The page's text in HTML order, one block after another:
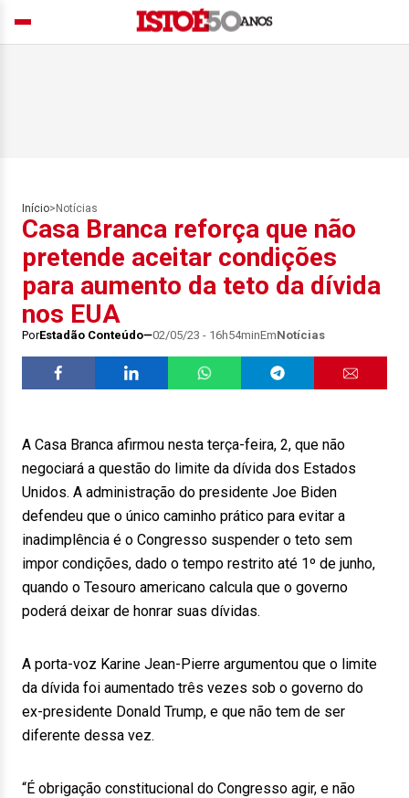
Início> Notícias
Casa Branca reforça que não
pretende aceitar condições
para aumento da teto da dívida
nos EUA
PorEstadão Conteúdo 02/05/23 - 16h54minEmNotícias
A Casa Branca afirmou nesta terça-feira, 2, que não
negociará a questão do limite da dívida dos Estados
Unidos. A administração do presidente Joe Biden
defendeu que o único caminho prático para evitar a
inadimplência é o Congresso suspender o teto sem
impor condições, dado o tempo restrito até 1º de junho,
quando o Tesouro americano calcula que o governo
poderá deixar de honrar suas dívidas.
A porta-voz Karine Jean-Pierre argumentou que o limite
da dívida foi aumentado três vezes sob o governo do
ex-presidente Donald Trump, e que não tem de ser
diferente dessa vez.
“É obrigação constitucional do Congresso agir, e não